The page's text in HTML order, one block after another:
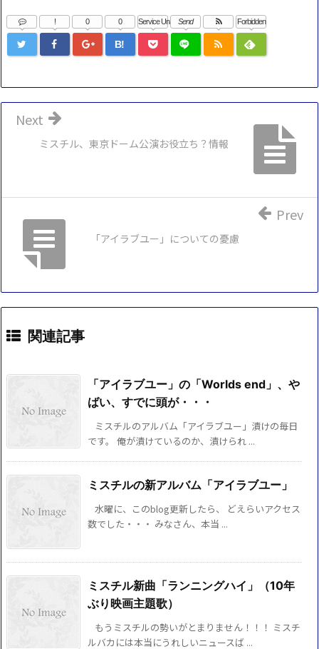
! 0
B!
0 Service Una Send Forbidden
ミスチル、東京ドーム公演お役立ち？情報
Next
「アイラブユー」についての憂慮
Prev
関連記事
「アイラブユー」の「Worlds end」、や
ばい、すでに頭が・・・
ミスチルのアルバム「アイラブユー」漬けの毎日
です。 俺が漬けているのか、漬けられ ...
ミスチルの新アルバム「アイラブユー」
水曜に、このblog更新したら、 どえらいアクセス
数でした・・・ みなさん、本当 ...
ミスチル新曲「ランニングハイ」（10年
ぶり映画主題歌）
もうミスチルの勢いがとまりません！！！ ミスチ
ルバカには本当にうれしいニュースば ...